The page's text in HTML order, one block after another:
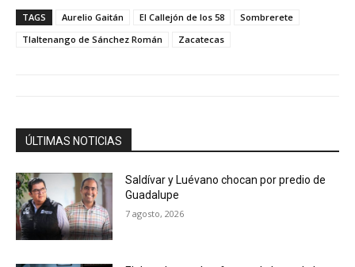
TAGS Aurelio Gaitán El Callejón de los 58
Sombrerete
Tlaltenango de Sánchez Román
Zacatecas
ÚLTIMAS NOTICIAS
Saldívar y Luévano chocan por predio de
Guadalupe
7 agosto, 2026